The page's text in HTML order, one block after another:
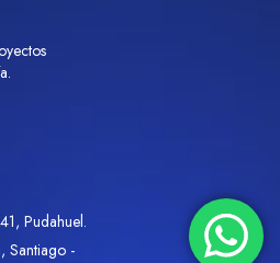
Pudahuel.
Santiago -